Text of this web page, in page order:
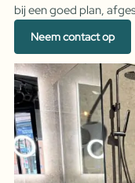
bij een goed plan,
Neem contact op